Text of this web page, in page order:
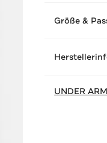
Größe &
UNDER